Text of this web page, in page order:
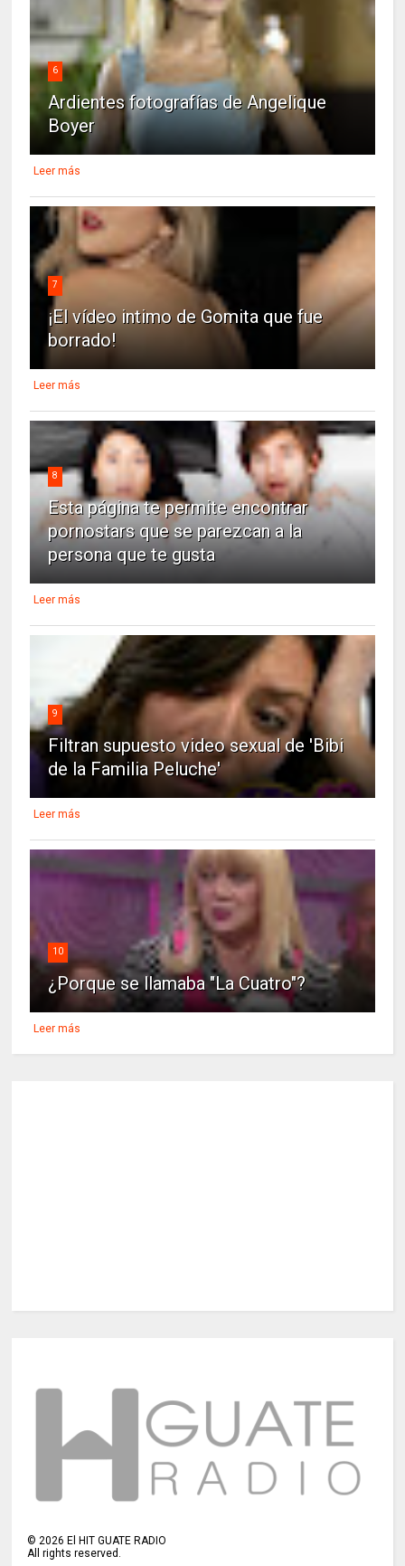
6
Ardientes fotografías de Angelique
Boyer
Leer más
7
¡El vídeo intimo de Gomita que fue
borrado!
Leer más
8
Esta página te permite encontrar
pornostars que se parezcan a la
persona que te gusta
Leer más
9
Filtran supuesto video sexual de 'Bibi
de la Familia Peluche'
Leer más
10
¿Porque se llamaba "La Cuatro"?
Leer más
©2026 El HIT GUATE RADIO
All rights reserved.